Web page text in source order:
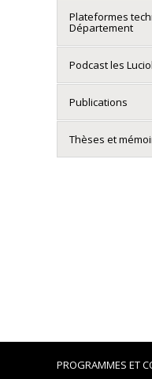
Plateformes
Département
Podcast les
Publications
Thèses et
PROGRAMMES ET